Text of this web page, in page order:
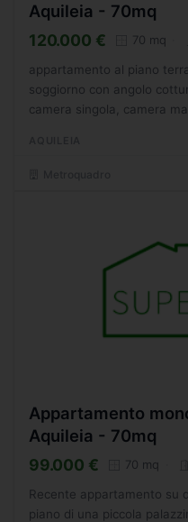
Aquileia - 70mq
120.000 € 70 mq
appartamento al piano
soggiorno con angolo
camera singola, camera
Appartamento
Aquileia - 70mq
99.000 € 70 mq
Recente appartamento su
piano di una piccola